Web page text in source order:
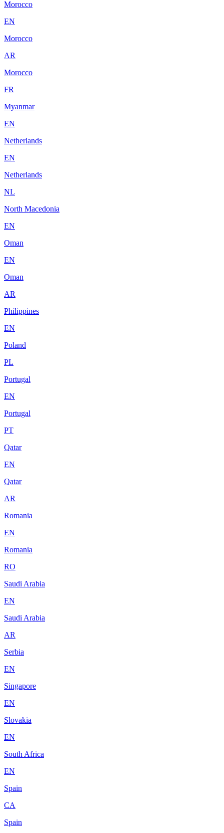
Morocco
EN
Morocco
AR
Morocco
FR
Myanmar
EN
Netherlands
EN
Netherlands
NL
North Macedonia
EN
Oman
EN
Oman
AR
Philippines
EN
Poland
PL
Portugal
EN
Portugal
PT
Qatar
EN
Qatar
AR
Romania
EN
Romania
RO
Saudi Arabia
EN
Saudi Arabia
AR
Serbia
EN
Singapore
EN
Slovakia
EN
South Africa
EN
Spain
CA
Spain